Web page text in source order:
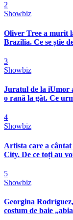
2
Showbiz
Oliver Tree a murit
Brazilia. Ce se știe
3
Showbiz
Juratul de la iUmor
o rană la gât. Ce
4
Showbiz
Artista care a
City. De ce toți au
5
Showbiz
Georgina
costum de baie